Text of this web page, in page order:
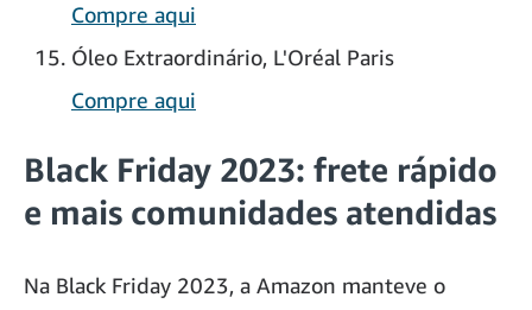
Compre aqui
Óleo Extraordinário, L'Oréal Paris
Compre aqui
Black Friday 2023: frete rápido
e mais comunidades atendidas
Na Black Friday 2023, a Amazon manteve o